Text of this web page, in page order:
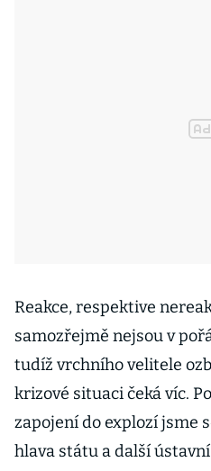
Reakce, respektive
samozřejmě nejsou v
tudíž vrchního velitele
krizové situaci čeká víc.
zapojení do explozí jsme
hlava státu a další